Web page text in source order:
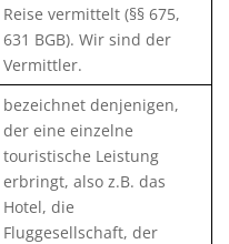
Reise vermittelt (§§ 675,
631 BGB). Wir sind der
Vermittler.
bezeichnet denjenigen,
der eine einzelne
touristische Leistung
erbringt, also z.B. das
Hotel, die
Fluggesellschaft, der